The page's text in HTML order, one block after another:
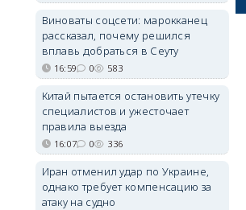
Виноваты соцсети: марокканец
рассказал, почему решился
вплавь добраться в Сеуту
16:59 0 583
Китай пытается остановить утечку
специалистов и ужесточает
правила выезда
16:07 0 336
Иран отменил удар по Украине,
однако требует компенсацию за
атаку на судно